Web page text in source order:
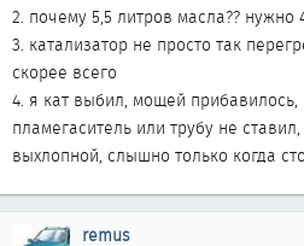
2. почему 5,5 литров масла?? нужно
3. катализатор не просто так
скорее всего
4. я кат выбил, мощей прибавилось,
пламегаситель или трубу не
выхлопной, слышно только когда
remus